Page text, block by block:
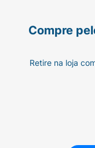
Hydantoin
(Glicerol),
Potássio), CI
Tartrazina
Amarelo
(Corante
Compre
Retire na loja